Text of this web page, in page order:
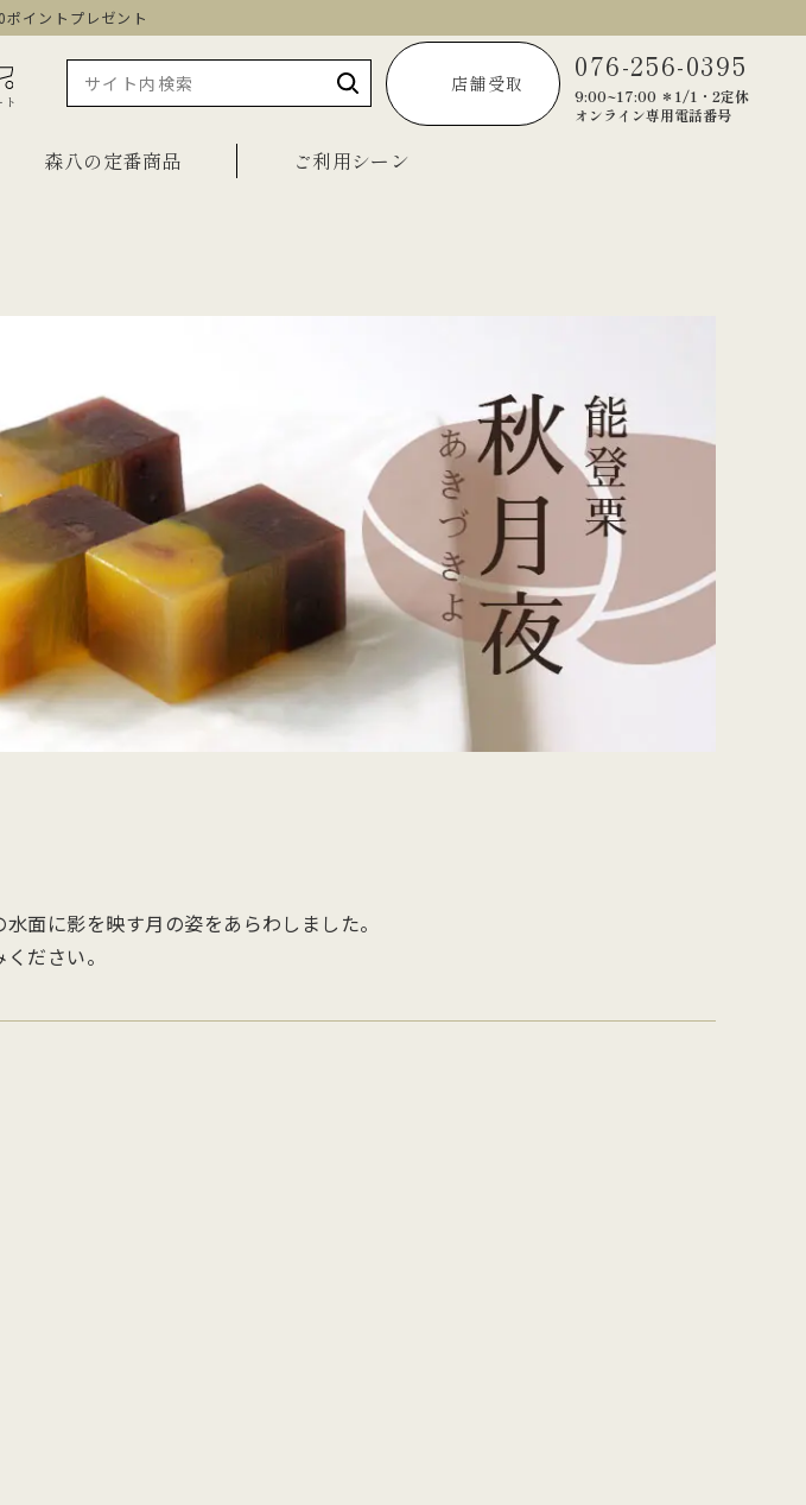
イントプレゼント
ト
店舗受取
076-256-0395
9:00~17:00 ＊1/1・2定休
オンライン専用電話番号
お祝い菓子
ご法要・弔事
森八エクスプレス便
手提げ袋
メッセージカード
メディア掲載商品
3,000円～3,999円
4,000円～4,999円
5,000円以上
黒羊羹「玄」
純度の高い氷砂糖と極上の糸寒天を
使用し、さっぱりとした上品な甘さ
が特徴です。４種類のサイズ展開を
ご用意。
黒羊羹「匠」
森八の昔ながらの黒羊羹。玄と比較
して、米飴を贅沢に使用しており、
濃厚でコクのある甘さが特徴です。
森八の定番商品
小型羊羹「粋」
お召上がりやすい形に仕上げた小型
羊羹「粋」は加賀金沢の天然の伏流
水と厳選素材を使用
宝達葛くずきり
400年の歴史を誇る「宝達葛」を用
いた、つるりとした爽やかなのどご
しが自慢のくずきり
ご利用シーン
お祝い菓子 ご法要・弔事
面に影を映す月の姿をあらわしました。
ださい。